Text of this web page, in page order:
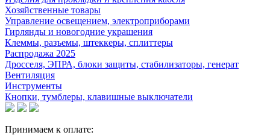
Хозяйственные товары
Управление освещением, электроприборами
Гирлянды и новогодние украшения
Клеммы, разъемы, штеккеры, сплиттеры
Распродажа 2025
Дросселя, ЭПРА, блоки защиты, стабилизаторы, генерат
Вентиляция
Инструменты
Кнопки, тумблеры, клавишные выключатели
Принимаем к оплате: